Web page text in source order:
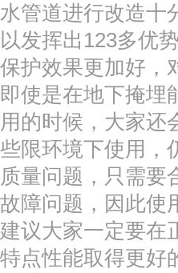
道进行改造十
发挥出123多优
护效果更加好，
使是在地下掩埋
时候，大家还
限环境下使用，
量问题，只需要
障问题，因此使
大家一定要在
点性能取得更好